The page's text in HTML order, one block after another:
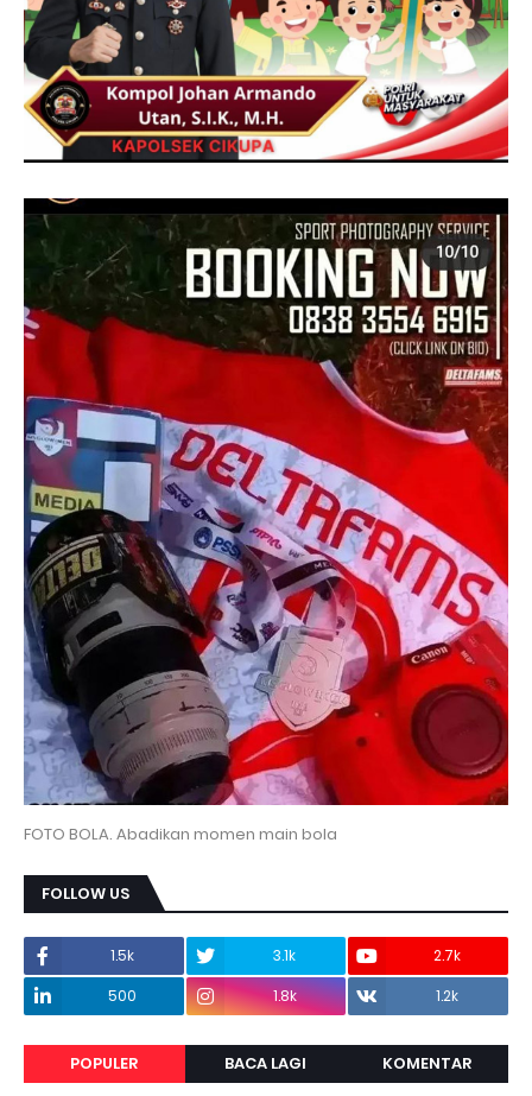
FOTO BOLA. Abadikan momen main bola
FOLLOW US
1.5k 3.1k
2.7k
500
1.8k 1.2k
POPULER BACA LAGI KOMENTAR